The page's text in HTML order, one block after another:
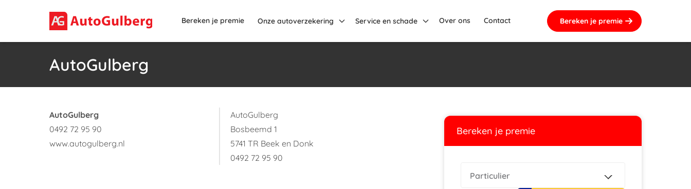
Bereken je premie Onze autoverzekering Service en schade Over ons Contact Bereken je premie
AutoGulberg
AutoGulberg
0492 72 95 90
www.autogulberg.nl
AutoGulberg
Bosbeemd 1
5741 TR Beek en Donk
0492 72 95 90
Bereken je premie